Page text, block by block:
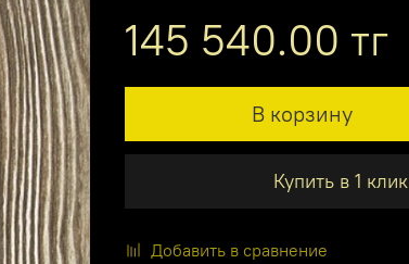
145 540.00 тг
В корзину
Купить в 1 клик
Добавить в сравнение